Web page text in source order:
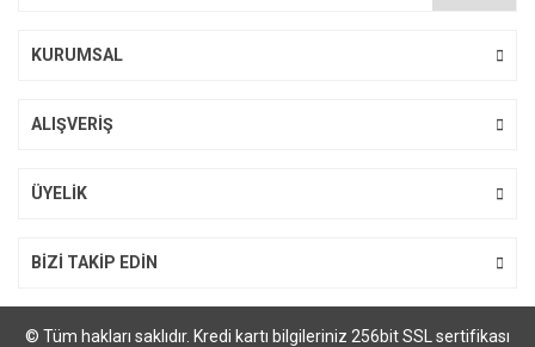
KURUMSAL
ALIŞVERİŞ
ÜYELİK
BİZİ TAKİP EDİN
© Tüm hakları saklıdır. Kredi kartı bilgileriniz 256bit SSL sertifikası